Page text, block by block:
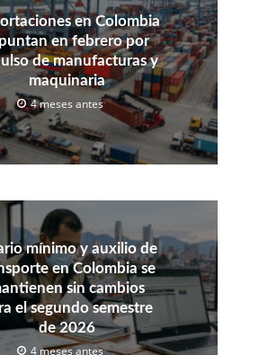
en Colombia
en febrero por
de manufacturas y
maquinaria
4 meses antes
mínimo y auxilio de
en Colombia se
sin cambios
el segundo semestre
de 2026
4 meses antes